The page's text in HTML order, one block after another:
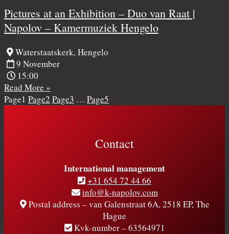
Pictures at an Exhibition – Duo van Raat |
Napolov – Kamermuziek Hengelo
Waterstaatskerk, Hengelo
9 November
15:00
Read More »
Page1 Page2 Page3 … Page5
Contact
International management
+31 654 72 44 66
info@k-napolov.com
Postal address – van Galenstraat 6A, 2518 EP, The
Hague
Kvk-number – 63564971